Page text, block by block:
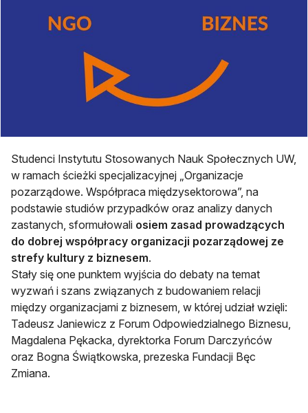
Studenci Instytutu Stosowanych Nauk Społecznych UW,
w ramach ścieżki specjalizacyjnej „Organizacje
pozarządowe. Współpraca międzysektorowa”, na
podstawie studiów przypadków oraz analizy danych
zastanych, sformułowali osiem zasad prowadzących
do dobrej współpracy organizacji pozarządowej ze
strefy kultury z biznesem.
Stały się one punktem wyjścia do debaty na temat
wyzwań i szans związanych z budowaniem relacji
między organizacjami z biznesem, w której udział wzięli:
Tadeusz Janiewicz z Forum Odpowiedzialnego Biznesu,
Magdalena Pękacka, dyrektorka Forum Darczyńców
oraz Bogna Świątkowska, prezeska Fundacji Bęc
Zmiana.